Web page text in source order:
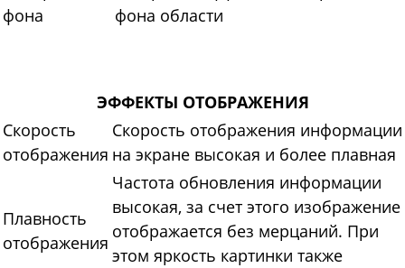
фона
фона области
ЭФФЕКТЫ ОТОБРАЖЕНИЯ
Скорость
отображения
Скорость отображения информации
на экране высокая и более плавная
Плавность
отображения
Частота обновления информации
высокая, за счет этого изображение
отображается без мерцаний. При
этом яркость картинки также